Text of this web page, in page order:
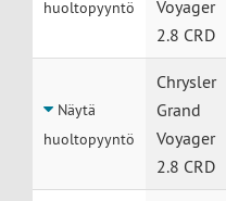
huoltopyyntö
Voyager
2.8 CRD
Näytä
huoltopyyntö
Chrysler
Grand
Voyager
2.8 CRD